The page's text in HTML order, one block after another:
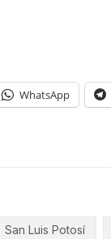
WhatsApp
San Luis Potosí